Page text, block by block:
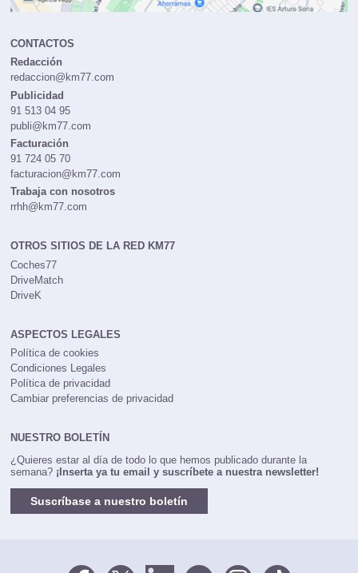
CONTACTOS
Redacción
redaccion@km77.com
Publicidad
91 513 04 95
publi@km77.com
Facturación
91 724 05 70
facturacion@km77.com
Trabaja con nosotros
rrhh@km77.com
OTROS SITIOS DE LA RED KM77
Coches77
DriveMatch
DriveK
ASPECTOS LEGALES
Política de cookies
Condiciones Legales
Política de privacidad
Cambiar preferencias de privacidad
NUESTRO BOLETÍN
¿Quieres estar al día de todo lo que hemos publicado durante la
semana? ¡Inserta ya tu email y suscríbete a nuestra newsletter!
Suscríbase a nuestro boletín